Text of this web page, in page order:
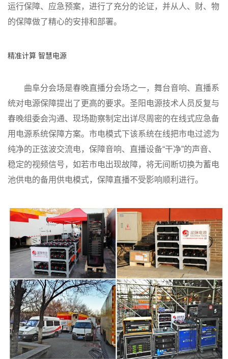
运行保障、应急预案，进行了充分的论证，并从人、财、物
的保障做了精心的安排和部署。
精准计算 智慧电源
曲阜分会场是春晚直播分会场之一，舞台音响、直播系
统对电源保障提出了更高的要求。圣阳电源技术人员反复与
春晚组委会沟通、现场勘察制定出详尽周密的在线式应急备
用电源系统保障方案。市电模式下该系统在线把市电过滤为
纯净的正弦波交流电，保障音响、直播设备“干净”的声音、
稳定的视频信号，如若市电出现故障，将无间断切换为蓄电
池供电的备用供电模式，保障直播不受影响顺利进行。